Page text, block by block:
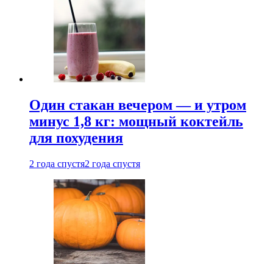
Один стакан вечером — и утром
минус 1,8 кг: мощный коктейль
для похудения
2 года спустя2 года спустя